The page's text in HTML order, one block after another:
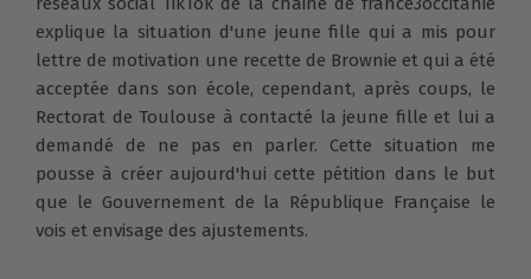
explique la situation d'une jeune fille qui a mis pour
lettre de motivation une recette de Brownie et qui a été
acceptée dans son école, cependant, après coups, le
Rectorat de Toulouse à contacté la jeune fille et lui a
demandé de ne pas en parler. Cette situation me
pousse à créer aujourd'hui cette pétition dans le but
que le Gouvernement de la République Française le
vois et envisage des ajustements.